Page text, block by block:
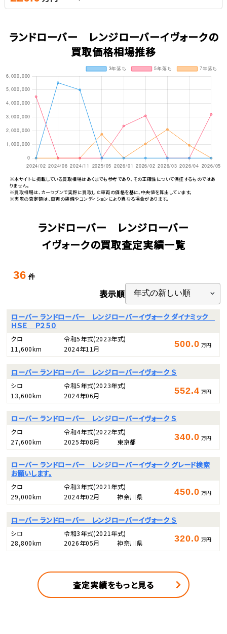
ランドローバー レンジローバーイヴォークの
買取価格相場推移
※本サイトに掲載している買取相場はあくまでも参考であり、その正確性について保証するものではあ
りません。
※買取相場は、カーセブンで実際に買取した車両の価格を基に、中央値を算出しています。
※実際の査定額は、車両の装備やコンディションにより異なる場合があります。
ランドローバー レンジローバー
イヴォークの買取査定実績一覧
36 件
表示順
ローバー ランドローバー レンジローバーイヴォーク ダイナミック
ＨＳＥ Ｐ２５０
クロ 令和5年式(2023年式)
11,600km
2024年11月 500.0 万円
ローバー ランドローバー レンジローバーイヴォーク Ｓ
シロ 令和5年式(2023年式)
13,600km
2024年06月 552.4 万円
ローバー ランドローバー レンジローバーイヴォーク Ｓ
クロ 令和4年式(2022年式)
27,600km
2025年08月 東京都 340.0 万円
ローバー ランドローバー レンジローバーイヴォーク グレード検索
お願いします。
クロ 令和3年式(2021年式)
29,000km
2024年02月 神奈川県 450.0 万円
ローバー ランドローバー レンジローバーイヴォーク Ｓ
シロ 令和3年式(2021年式)
28,800km
2026年05月 神奈川県 320.0 万円
査定実績をもっと見る